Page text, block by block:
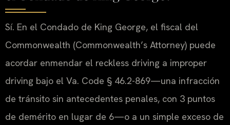
Sí. En el Condado de King George, el fiscal del
Commonwealth (Commonwealth’s Attorney) puede
acordar enmendar el reckless driving a improper
driving bajo el Va. Code § 46.2-869—una infracción
de tránsito sin antecedentes penales, con 3 puntos
de demérito en lugar de 6—o a un simple exceso de